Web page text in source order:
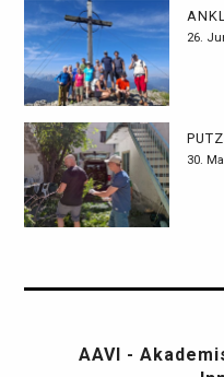
26.
30.
AAVI -